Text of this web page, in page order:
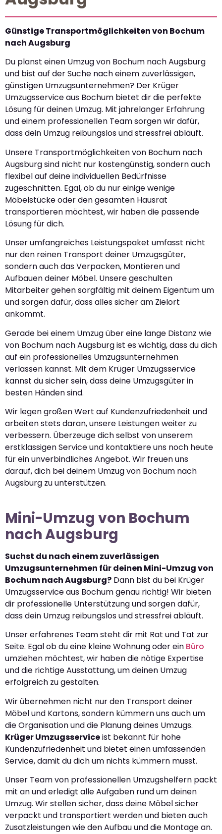
Günstige Transportmöglichkeiten von Bochum
nach Augsburg
Du planst einen Umzug von Bochum nach Augsburg
und bist auf der Suche nach einem zuverlässigen,
günstigen Umzugsunternehmen? Der Krüger
Umzugsservice aus Bochum bietet dir die perfekte
Lösung für deinen Umzug. Mit jahrelanger Erfahrung
und einem professionellen Team sorgen wir dafür,
dass dein Umzug reibungslos und stressfrei abläuft.
Unsere Transportmöglichkeiten von Bochum nach
Augsburg sind nicht nur kostengünstig, sondern auch
flexibel auf deine individuellen Bedürfnisse
zugeschnitten. Egal, ob du nur einige wenige
Möbelstücke oder den gesamten Hausrat
transportieren möchtest, wir haben die passende
Lösung für dich.
Unser umfangreiches Leistungspaket umfasst nicht
nur den reinen Transport deiner Umzugsgüter,
sondern auch das Verpacken, Montieren und
Aufbauen deiner Möbel. Unsere geschulten
Mitarbeiter gehen sorgfältig mit deinem Eigentum um
und sorgen dafür, dass alles sicher am Zielort
ankommt.
Gerade bei einem Umzug über eine lange Distanz wie
von Bochum nach Augsburg ist es wichtig, dass du dich
auf ein professionelles Umzugsunternehmen
verlassen kannst. Mit dem Krüger Umzugsservice
kannst du sicher sein, dass deine Umzugsgüter in
besten Händen sind.
Wir legen großen Wert auf Kundenzufriedenheit und
arbeiten stets daran, unsere Leistungen weiter zu
verbessern. Überzeuge dich selbst von unserem
erstklassigen Service und kontaktiere uns noch heute
für ein unverbindliches Angebot. Wir freuen uns
darauf, dich bei deinem Umzug von Bochum nach
Augsburg zu unterstützen.
Mini-Umzug von Bochum
nach Augsburg
Suchst du nach einem zuverlässigen
Umzugsunternehmen für deinen Mini-Umzug von
Bochum nach Augsburg? Dann bist du bei Krüger
Umzugsservice aus Bochum genau richtig! Wir bieten
dir professionelle Unterstützung und sorgen dafür,
dass dein Umzug reibungslos und stressfrei abläuft.
Unser erfahrenes Team steht dir mit Rat und Tat zur
Seite. Egal ob du eine kleine Wohnung oder ein Büro
umziehen möchtest, wir haben die nötige Expertise
und die richtige Ausstattung, um deinen Umzug
erfolgreich zu gestalten.
Wir übernehmen nicht nur den Transport deiner
Möbel und Kartons, sondern kümmern uns auch um
die Organisation und die Planung deines Umzugs.
Krüger Umzugsserviceist bekannt für hohe
Kundenzufriedenheit und bietet einen umfassenden
Service, damit du dich um nichts kümmern musst.
Unser Team von professionellen Umzugshelfern packt
mit an und erledigt alle Aufgaben rund um deinen
Umzug. Wir stellen sicher, dass deine Möbel sicher
verpackt und transportiert werden und bieten auch
Zusatzleistungen wie den Aufbau und die Montage an.